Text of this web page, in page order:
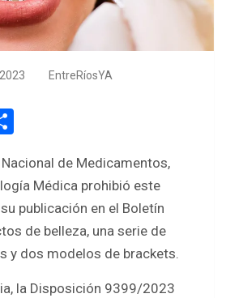
EntreRíosYA
ar
e
de Medicamentos,
Médica prohibió este
publicación en el Boletín
de belleza, una serie de
y dos modelos de brackets.
la Disposición 9399/2023